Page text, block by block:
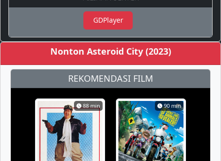
GDPlayer
Nonton Asteroid City (2023)
REKOMENDASI FILM
88 min 90 min